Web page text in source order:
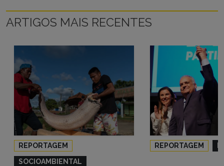
ARTIGOS MAIS RECENTES
REPORTAGEM
SOCIOAMBIENTAL
REPORTAGEM